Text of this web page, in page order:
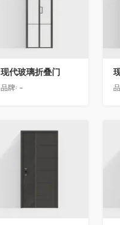
现代玻璃折叠门
品牌: -
收藏